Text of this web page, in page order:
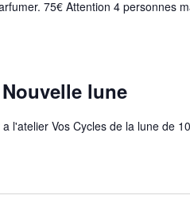
75€ Attention 4 personnes
lune
l'atelier Vos Cycles de la lune de